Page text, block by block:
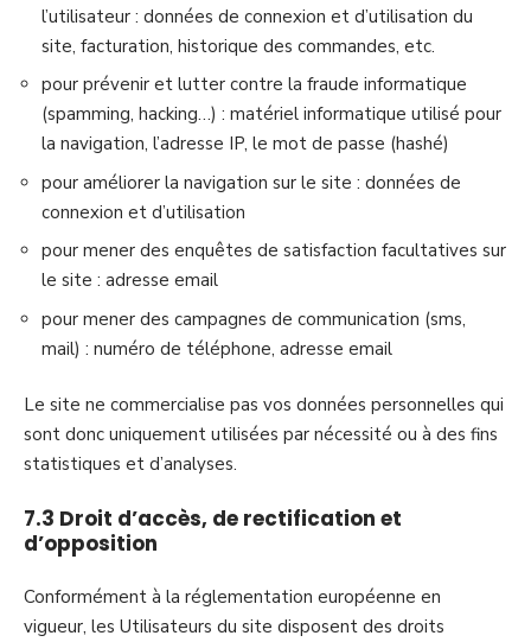
l’utilisateur : données de connexion et d’utilisation du
site, facturation, historique des commandes, etc.
pour prévenir et lutter contre la fraude informatique
(spamming, hacking…) : matériel informatique utilisé pour
la navigation, l’adresse IP, le mot de passe (hashé)
pour améliorer la navigation sur le site : données de
connexion et d’utilisation
pour mener des enquêtes de satisfaction facultatives sur
le site : adresse email
pour mener des campagnes de communication (sms,
mail) : numéro de téléphone, adresse email
Le site ne commercialise pas vos données personnelles qui
sont donc uniquement utilisées par nécessité ou à des fins
statistiques et d’analyses.
7.3 Droit d’accès, de rectification et
d’opposition
Conformément à la réglementation européenne en
vigueur, les Utilisateurs du site disposent des droits